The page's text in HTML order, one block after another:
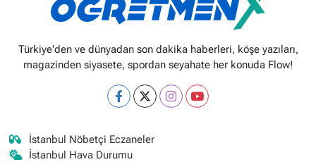
Türkiye'den ve dünyadan son dakika haberleri, köşe yazıları,
magazinden siyasete, spordan seyahate her konuda Flow!
İstanbul Nöbetçi Eczaneler
İstanbul Hava Durumu